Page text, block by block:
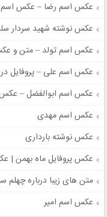
عکس اسم رضا – عکس اسم
عکس نوشته شهید سردار
عکس اسم تولد – متن و
عکس اسم علی – پروفایل
عکس اسم ابوالفضل – عکس
عکس اسم مهدی
عکس نوشته بارداری
عکس پروفایل ماه بهمن |
متن های زیبا درباره چهلم
عکس اسم امیر